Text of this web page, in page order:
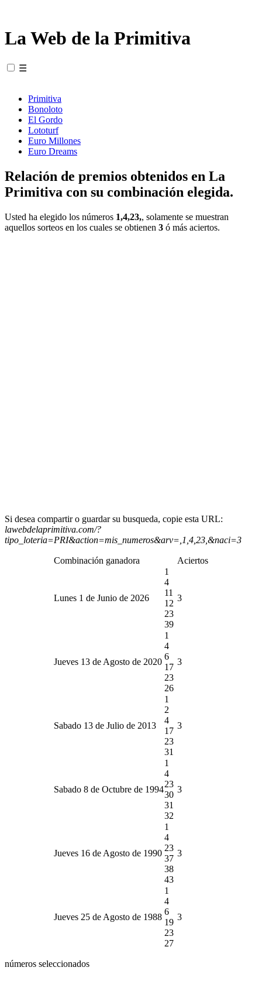
La Web de la Primitiva
☰
Primitiva
Bonoloto
El Gordo
Lototurf
Euro Millones
Euro Dreams
Relación de premios obtenidos en La
Primitiva con su combinación elegida.
Usted ha elegido los números 1,4,23,, solamente se muestran
aquellos sorteos en los cuales se obtienen 3 ó más aciertos.
Si desea compartir o guardar su busqueda, copie esta URL:
lawebdelaprimitiva.com/?
tipo_loteria=PRI&action=mis_numeros&arv=,1,4,23,&naci=3
Combinación ganadora Aciertos
Lunes 1 de Junio de 2026
1
4
11
12
23
39
3
Jueves 13 de Agosto de 2020
1
4
6
17
23
26
3
Sabado 13 de Julio de 2013
1
2
4
17
23
31
3
Sabado 8 de Octubre de 1994
1
4
23
30
31
32
3
Jueves 16 de Agosto de 1990
1
4
23
37
38
43
3
Jueves 25 de Agosto de 1988
1
4
6
19
23
27
3
números seleccionados